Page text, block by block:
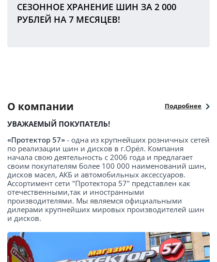
СЕЗОННОЕ ХРАНЕНИЕ ШИН ЗА 2 000
РУБЛЕЙ НА 7 МЕСЯЦЕВ!
О компании Подробнее
УВАЖАЕМЫЙ ПОКУПАТЕЛЬ!
«Протектор 57» - одна из крупнейших розничных сетей
по реализации шин и дисков в г.Орёл. Компания
начала свою деятельность с 2006 года и предлагает
своим покупателям более 100 000 наименований шин,
дисков масел, АКБ и автомобильных аксессуаров.
Ассортимент сети "Протектора 57" представлен как
отечественными,так и иностранными
производителями. Мы являемся официальными
дилерами крупнейших мировых производителей шин
и дисков.